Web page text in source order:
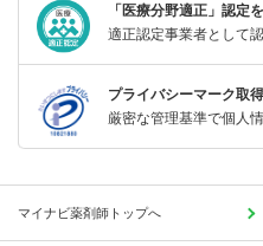
「医療分野適正」認定
適正認定事業者として
プライバシーマーク取
厳密な管理基準で個人
マイナビ薬剤師トップへ